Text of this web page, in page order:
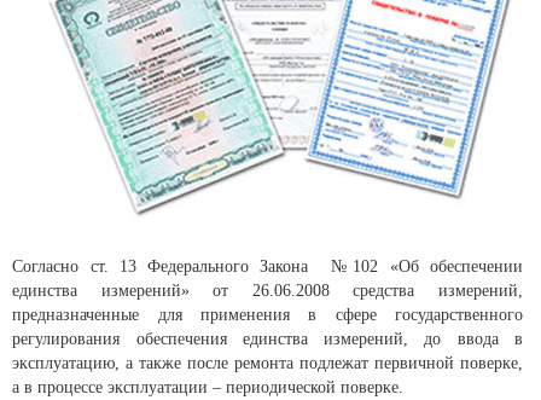
Согласно ст. 13 Федерального Закона №102 «Об обеспечении
единства измерений» от 26.06.2008 средства измерений,
предназначенные для применения в сфере государственного
регулирования обеспечения единства измерений, до ввода в
эксплуатацию, а также после ремонта подлежат первичной поверке,
а в процессе эксплуатации – периодической поверке.